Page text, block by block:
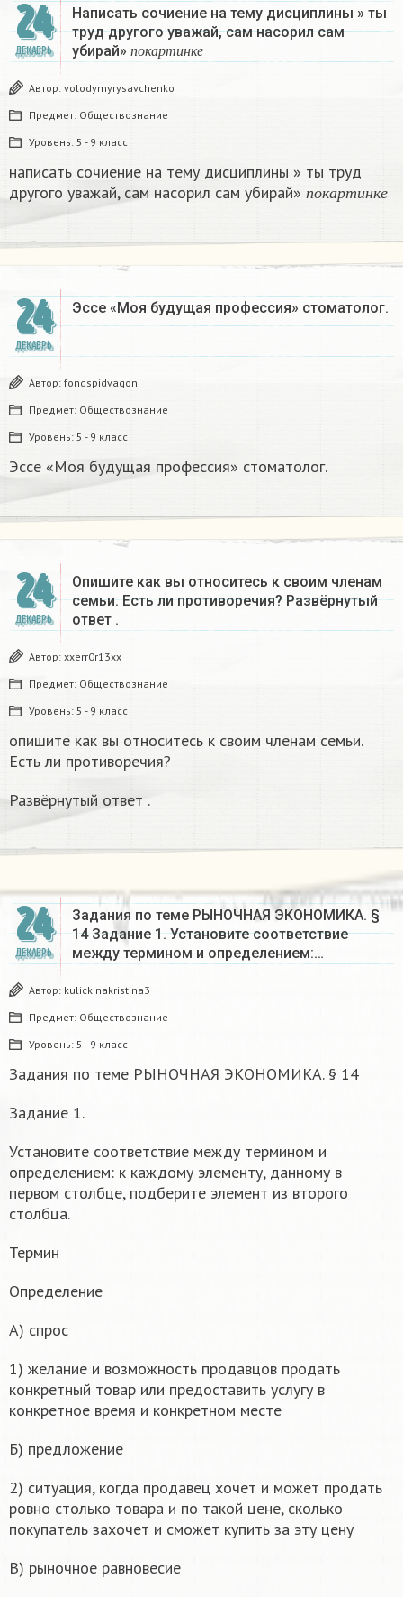
24
ДЕКАБРЬ
Написать сочиение на тему дисциплины » ты
труд другого уважай, сам насорил сам
убирай»
по ка р т и н ке
п ока ртинке
Автор: volodymyrysavchenko
Предмет: Обществознание
Уровень: 5 - 9 класс
написать сочиение на тему дисциплины » ты труд
другого уважай, сам насорил сам убирай»
п о ка р т и н ке
по карт
24
ДЕКАБРЬ
Эссе «Моя будущая профессия» стоматолог.
Автор: fondspidvagon
Предмет: Обществознание
Уровень: 5 - 9 класс
Эссе «Моя будущая профессия» стоматолог.
24
ДЕКАБРЬ
Опишите как вы относитесь к своим членам
семьи. Есть ли противоречия? Развёрнутый
ответ .
Автор: xxerr0r13xx
Предмет: Обществознание
Уровень: 5 - 9 класс
опишите как вы относитесь к своим членам семьи.
Есть ли противоречия?
Развёрнутый ответ .
24
ДЕКАБРЬ
Задания по теме РЫНОЧНАЯ ЭКОНОМИКА. §
14 Задание 1. Установите соответствие
между термином и определением:…
Автор: kulickinakristina3
Предмет: Обществознание
Уровень: 5 - 9 класс
Задания по теме РЫНОЧНАЯ ЭКОНОМИКА. § 14
Задание 1.
Установите соответствие между термином и
определением: к каждому элементу, данному в
первом столбце, подберите элемент из второго
столбца.
Термин
Определение
А) спрос
1) желание и возможность продавцов продать
конкретный товар или предоставить услугу в
конкретное время и конкретном месте
Б) предложение
2) ситуация, когда продавец хочет и может продать
ровно столько товара и по такой цене, сколько
покупатель захочет и сможет купить за эту цену
В) рыночное равновесие